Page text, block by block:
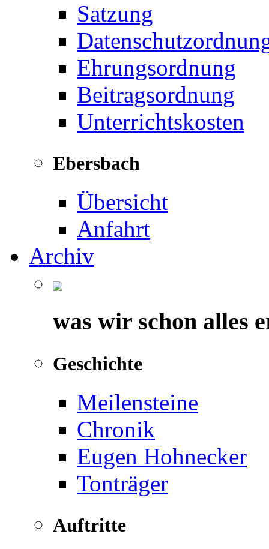
Satzung
Ehrungsordnung
Beitragsordnung
Unterrichtskosten
Ebersbach
Übersicht
Anfahrt
Archiv
was wir schon alles
Geschichte
Meilensteine
Chronik
Eugen Hohnecker
Tonträger
Auftritte